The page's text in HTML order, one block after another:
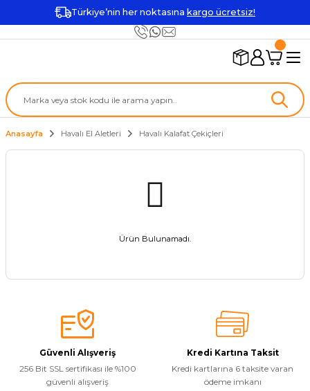
Türkiye’nin her noktasına kargo ücretsiz!
Anasayfa Havalı El Aletleri Havalı Kalafat Çekiçleri
Ürün Bulunamadı.
Güvenli Alışveriş
256 Bit SSL sertifikası ile %100
güvenli alışveriş
Kredi Kartına Taksit
Kredi kartlarına 6 taksite varan
ödeme imkanı